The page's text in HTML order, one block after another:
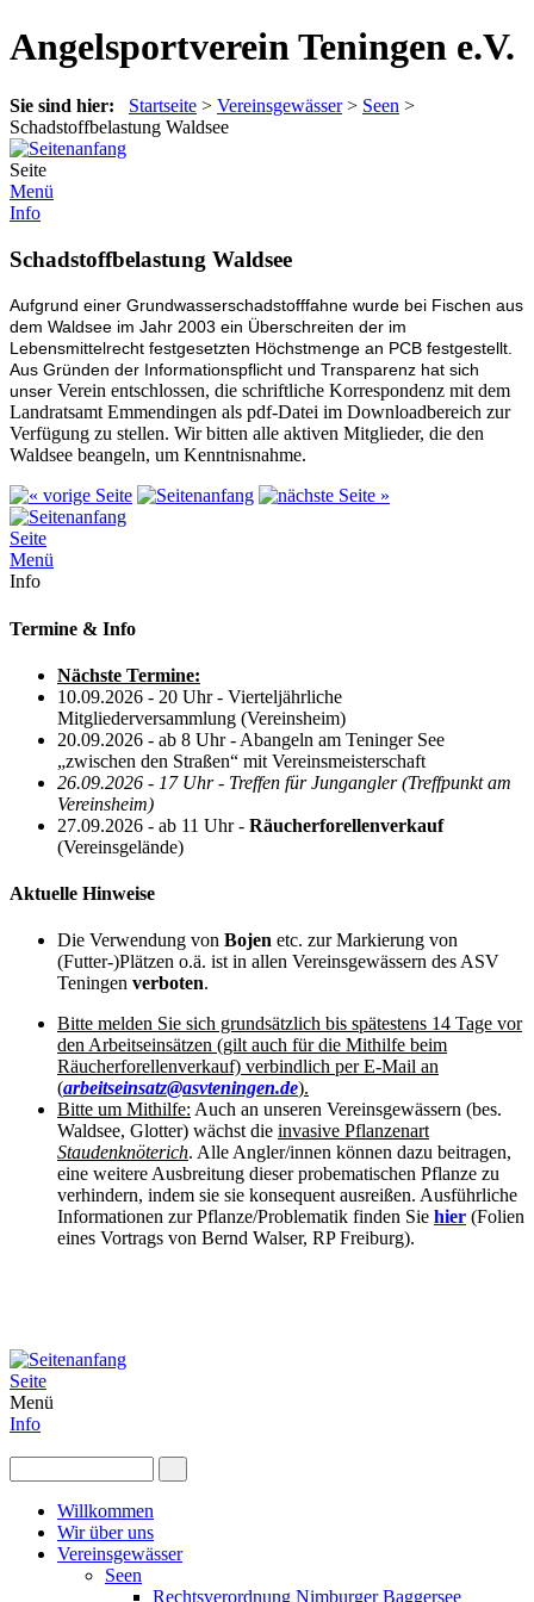
Angelsportverein Teningen e.V.
Sie sind hier: Startseite > Vereinsgewässer> Seen >
Schadstoffbelastung Waldsee
Seite
Menü
Info
Schadstoffbelastung Waldsee
Aufgrund einer Grundwasserschadstofffahne wurde bei Fischen aus
dem Waldsee im Jahr 2003 ein Überschreiten der im
Lebensmittelrecht festgesetzten Höchstmenge an PCB festgestellt.
Aus Gründen der Informationspflicht und Transparenz hat sich
unser Verein entschlossen, die schriftliche Korrespondenz mit dem
Landratsamt Emmendingen als pdf-Datei im Downloadbereich zur
Verfügung zu stellen. Wir bitten alle aktiven Mitglieder, die den
Waldsee beangeln, um Kenntnisnahme.
Seite
Menü
Info
Termine & Info
Nächste Termine:
10.09.2026 - 20 Uhr - Vierteljährliche
Mitgliederversammlung (Vereinsheim)
20.09.2026 - ab 8 Uhr - Abangeln am Teninger See
„zwischen den Straßen“ mit Vereinsmeisterschaft
26.09.2026 - 17 Uhr - Treffen für Jungangler (Treffpunkt am
Vereinsheim)
27.09.2026 - ab 11 Uhr - Räucherforellenverkauf
(Vereinsgelände)
Aktuelle Hinweise
Die Verwendung von Bojen etc. zur Markierung von
(Futter-)Plätzen o.ä. ist in allen Vereinsgewässern des ASV
Teningen verboten.
Bitte melden Sie sich grundsätzlich bis spätestens 14 Tage vor
den Arbeitseinsätzen (gilt auch für die Mithilfe beim
Räucherforellenverkauf) verbindlich per E-Mail an
(arbeitseinsatz@asvteningen.de).
Bitte um Mithilfe: Auch an unseren Vereinsgewässern (bes.
Waldsee, Glotter) wächst die invasive Pflanzenart
Staudenknöterich. Alle Angler/innen können dazu beitragen,
eine weitere Ausbreitung dieser probematischen Pflanze zu
verhindern, indem sie sie konsequent ausreißen. Ausführliche
Informationen zur Pflanze/Problematik finden Sie hier (Folien
eines Vortrags von Bernd Walser, RP Freiburg).
Seite
Menü
Info
Willkommen
Wir über uns
Vereinsgewässer
Seen
Rechtsverordnung Nimburger Baggersee